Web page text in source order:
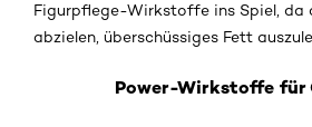
Figurpflege-Wirkstoffe ins Spiel, da
abzielen, überschüssiges Fett
Power-Wirkstoffe für